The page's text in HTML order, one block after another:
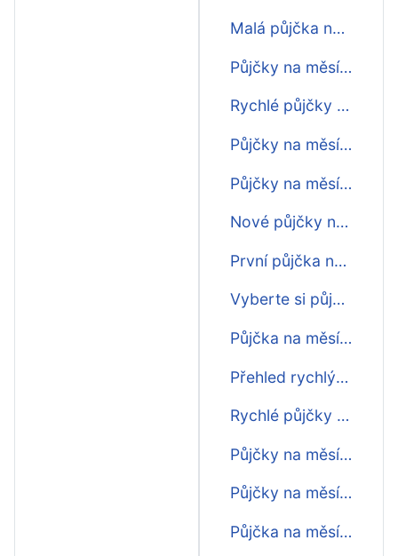
Malá půjčka na měsíc
Půjčky na měsíc do výplaty
Rychlé půjčky na měsíc
Půjčky na měsíc fintil
Půjčky na měsíc vzum
Nové půjčky na měsíc
První půjčka na měsíc zdarma
Vyberte si půjčku na měsíc
Půjčka na měsíc ihned na ruku
Přehled rychlých půjček na měsíc
Rychlé půjčky na měsíc před výplatou
Půjčky na měsíc bez doložení příjmu
Půjčky na měsíc před výplatou
Půjčka na měsíc na op